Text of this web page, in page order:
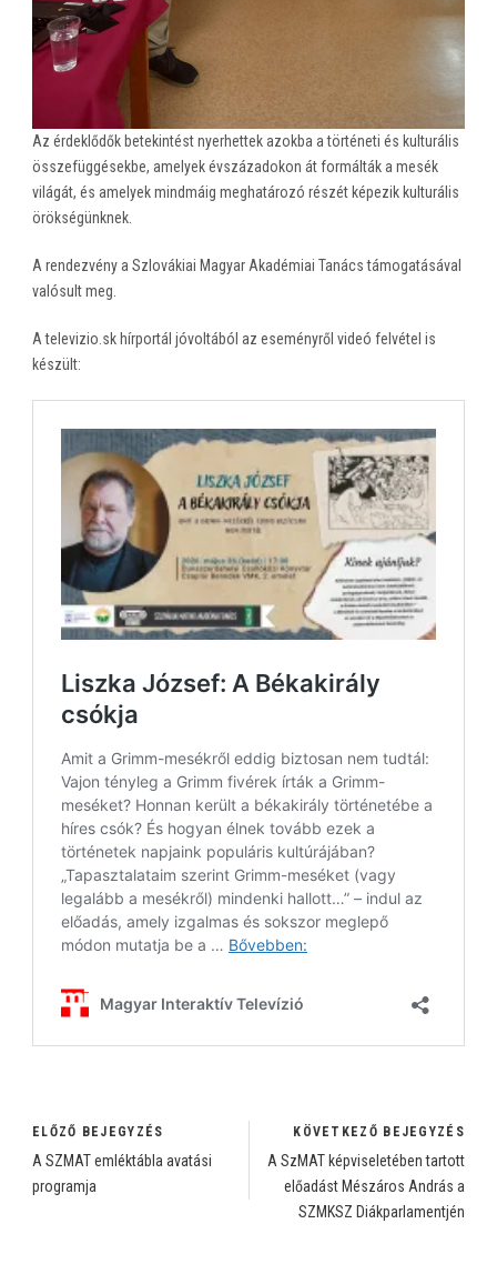
Az érdeklődők betekintést nyerhettek azokba a történeti és kulturális
összefüggésekbe, amelyek évszázadokon át formálták a mesék
világát, és amelyek mindmáig meghatározó részét képezik kulturális
örökségünknek.
A rendezvény a Szlovákiai Magyar Akadémiai Tanács támogatásával
valósult meg.
A televizio.sk hírportál jóvoltából az eseményről videó felvétel is
készült:
ELŐZŐ BEJEGYZÉS
A SZMAT emléktábla avatási
programja
KÖVETKEZŐ BEJEGYZÉS
A SzMAT képviseletében tartott
előadást Mészáros András a
SZMKSZ Diákparlamentjén